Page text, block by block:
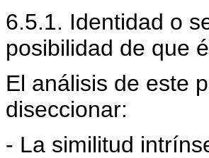
6.5.1. Identidad o
posibilidad de que
El análisis de este
diseccionar:
- La similitud